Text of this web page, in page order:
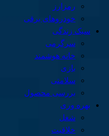
رمزارز
خودروهای برقی
سبک زندگی
سرگرمی
خانه هوشمند
بازی
سلامتی
بررسی محصول
بهره وری
شغل
خلاقیت